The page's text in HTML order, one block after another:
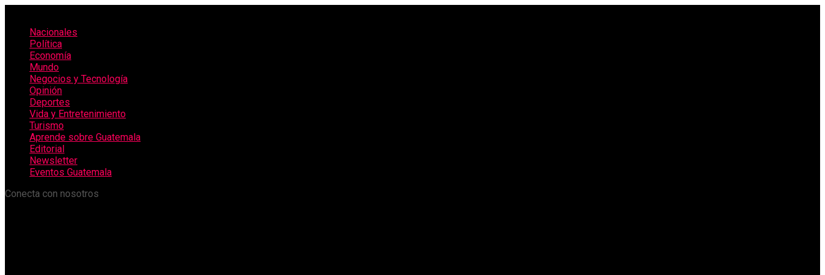
Nacionales
Política
Economía
Mundo
Negocios y Tecnología
Opinión
Deportes
Vida y Entretenimiento
Turismo
Aprende sobre Guatemala
Editorial
Newsletter
Eventos Guatemala
Conecta con nosotros